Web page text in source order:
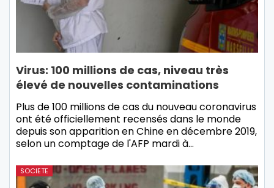
Virus: 100 millions de cas, niveau très
élevé de nouvelles contaminations
Plus de 100 millions de cas du nouveau coronavirus
ont été officiellement recensés dans le monde
depuis son apparition en Chine en décembre 2019,
selon un comptage de l'AFP mardi à…
SOCIETE